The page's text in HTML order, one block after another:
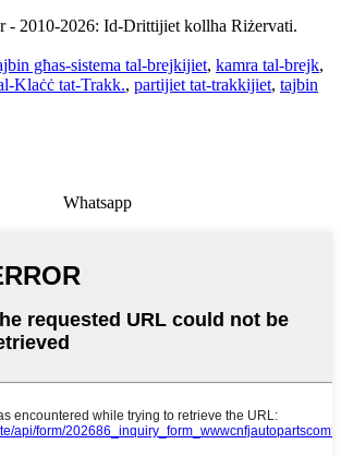
2010-2026: Id-Drittijiet kollha Riżervati.
għas-sistema tal-brejkijiet, kamra tal-brejk,
Klaċċ tat-Trakk., partijiet tat-trakkijiet, tajbin
Whatsapp